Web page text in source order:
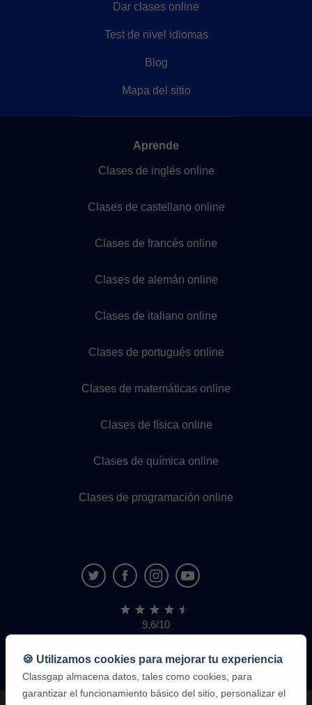
Dar clases online
Test de nivel idiomas
Blog
Mapa del sitio
Aprende
Clases de inglés online
Clases de castellano online
Clases de francés online
Clases de alemán online
Clases de italiano online
Clases de portugués online
Clases de matemáticas online
Clases de física online
Clases de química online
Clases de programación online
9,6/10
1.339.284
de
alumnos
🍪 Utilizamos cookies para mejorar tu experiencia
Classgap almacena datos, tales como cookies, para
garantizar el funcionamiento básico del sitio, personalizar el